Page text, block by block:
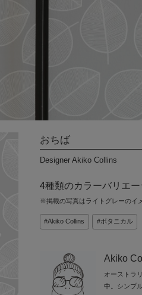
おちば
Designer Akiko Collins
4種類のカラーバリエー
※掲載の写真はライトグレーのイ
Akiko Collins ボタニカル
Akiko
オーストラ
中。シンプ